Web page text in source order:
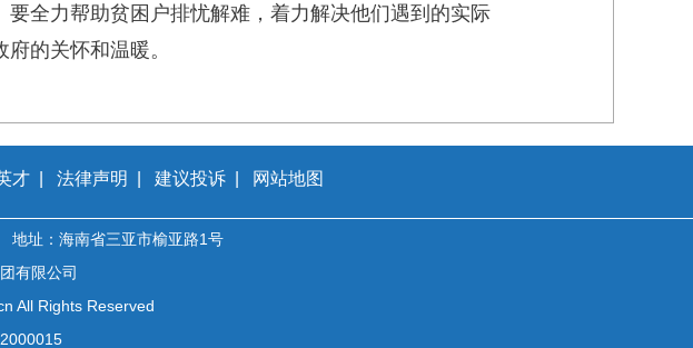
全力帮助贫困户排忧解难，着力解决他们遇到的实际
的关怀和温暖。
才 法律声明 建议投诉 网站地图
址：海南省三亚市榆亚路1号
有限公司
All Rights Reserved